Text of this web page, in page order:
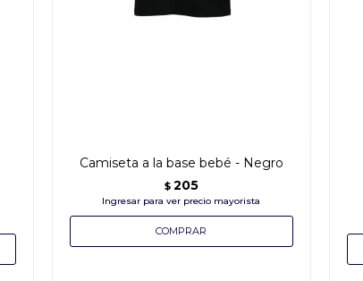
Camiseta a la base bebé - Negro
$ 205